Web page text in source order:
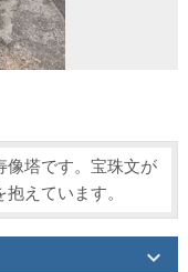
像塔です。宝珠文が
えています。
keyboard_arrow_down